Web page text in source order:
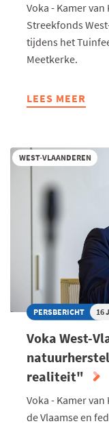
Voka - Kamer
Streekfonds
tijdens het
Meetkerke.
LEES MEER
ABOUT
PRIJS
LUDO
LIEVENS
VOOR
WEST-VLAANDEREN
PERSBERICHT 16
Voka West-
realiteit"
Voka - Kamer
de Vlaamse en